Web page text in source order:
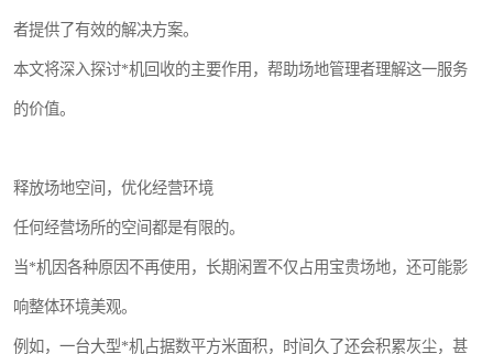
者提供了有效的解决方案。
本文将深入探讨*机回收的主要作用，帮助场地管理者理解这一服务
的价值。
释放场地空间，优化经营环境
任何经营场所的空间都是有限的。
当*机因各种原因不再使用，长期闲置不仅占用宝贵场地，还可能影
响整体环境美观。
例如，一台大型*机占据数平方米面积，时间久了还会积累灰尘，甚